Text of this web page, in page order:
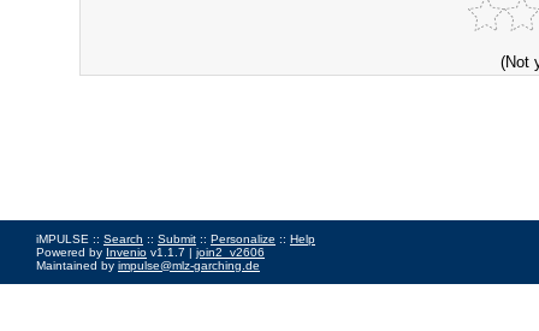
(Not
iMPULSE :: Search :: Submit :: Personalize :: Help
Powered by Invenio v1.1.7 | join2_v2606
Maintained by impulse@mlz-garching.de